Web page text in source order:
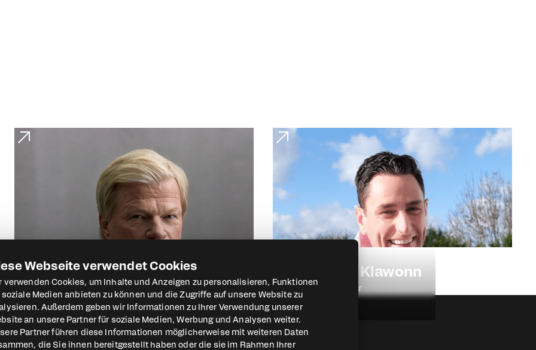
Webseite verwendet Cookies
verwenden Cookies, um Inhalte und Anzeigen zu personalisieren, Funktionen
Medien anbieten zu können und die Zugriffe auf unsere Website zu
Außerdem geben wir Informationen zu Ihrer Verwendung unserer
an unsere Partner für soziale Medien, Werbung und Analysen weiter.
Partner führen diese Informationen möglicherweise mit weiteren Daten
die Sie ihnen bereitgestellt haben oder die sie im Rahmen Ihrer
Oliver Kahn
Torwartlegende
Sebastian Klawonn
Geschäftsführer
Digitelli GmbH